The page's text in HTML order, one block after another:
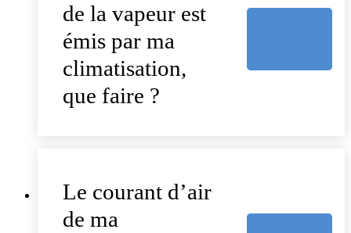
de la vapeur est
émis par ma
climatisation,
que faire ?
Le courant d’air
de ma